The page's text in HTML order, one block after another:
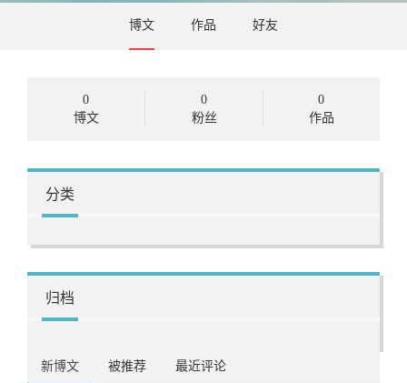
博文 作品 好友
0
博文
0
粉丝
0
作品
分类
归档
新博文 被推荐 最近评论